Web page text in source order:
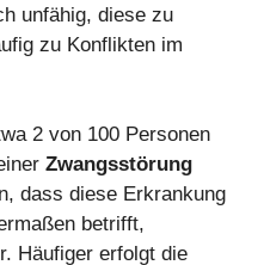
unfähig, diese zu
zu Konflikten im
2 von 100 Personen
Zwangsstörung
dass diese Erkrankung
betrifft,
Häufiger erfolgt die